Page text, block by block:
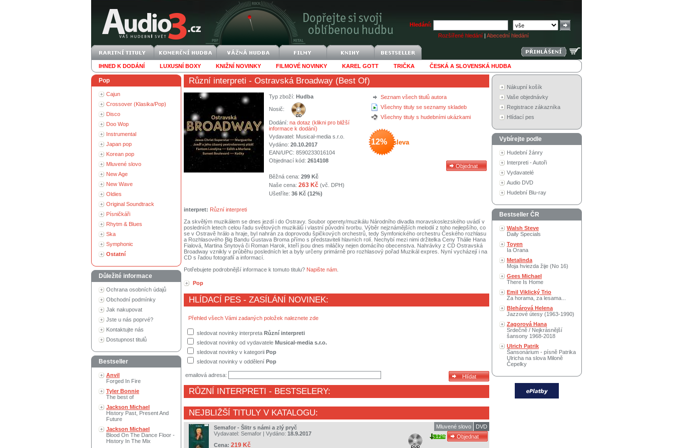
Hledání:
Rozšířené hledání | Abecední hledání
IHNED K DODÁNÍ LUXUSNÍ BOXY KNIŽNÍ NOVINKY FILMOVÉ NOVINKY KAREL GOTT TRIČKA ČESKÁ A SLOVENSKÁ HUDBA
Pop
Cajun
Crossover (Klasika/Pop)
Disco
Doo Wop
Instrumental
Japan pop
Korean pop
Mluvené slovo
New Age
New Wave
Oldies
Original Soundtrack
Písničkáři
Rhytm & Blues
Ska
Symphonic
Ostatní
Důležité informace
Ochrana osobních údajů
Obchodní podmínky
Jak nakupovat
Jste u nás poprvé?
Kontaktujte nás
Dostupnost titulů
Bestseller
Anvil
Forged In Fire
Tyler Bonnie
The best of
Jackson Michael
History Past, Present And
Future
Jackson Michael
Blood On The Dance Floor -
History In The Mix
Různí interpreti - Ostravská Broadway (Best Of)
Seznam všech titulů autora
Všechny tituly se seznamy skladeb
Všechny tituly s hudebními ukázkami
12% sleva
Typ zboží: Hudba
Nosič:
Dodání: na dotaz (klikni pro bližší
informace k dodání)
Vydavatel: Musical-media s.r.o.
Vydáno: 20.10.2017
EAN/UPC: 8590233016104
Objednací kód: 2614108
Běžná cena: 299 Kč
Naše cena: 263 Kč (vč. DPH)
Ušetříte: 36 Kč (12%)
interpret: Různí interpreti
Za skvělým muzikálem se dnes jezdí i do Ostravy. Soubor operety/muzikálu Národního divadla moravskoslezského uvádí v
posledních letech celou řadu světových muzikálů i vlastní původní tvorbu. Výběr nejznámějších melodií z toho nejlepšího, co
se v Ostravě hrálo a hraje, byl nahrán za doprovodu špičkových orchestrů, tedy Symfonického orchestru Českého rozhlasu
a Rozhlasového Big Bandu Gustava Broma přímo s představiteli hlavních rolí. Nechybí mezi nimi držitelka Ceny Thálie Hana
Fialová, Martina Šnytová či Roman Harok, kteří jsou dnes miláčky nejen domácího obecenstva. Nahrávky z CD Ostravská
Broadway vznikly v průběhu posledních let a byly určeny primárně pro rozhlasový pořad Muzikál expres. Nyní vycházejí i na
CD s řadou fotografií a informací.
Potřebujete podrobnější informace k tomuto titulu? Napište nám
Pop
HLÍDACÍ PES - ZASÍLÁNÍ NOVINEK:
Přehled všech Vámi zadaných položek naleznete zde
sledovat novinky interpreta Různí interpreti
sledovat novinky od vydavatele Musical-media s.r.o.
sledovat novinky v kategorii Pop
sledovat novinky v oddělení Pop
emailová adresa:
RŮZNÍ INTERPRETI - BESTSELERY:
NEJBLIŽŠÍ TITULY V KATALOGU:
Semafor - Šlitr s námi a zlý pryč
Vydavatel: Semafor | Vydáno: 18.9.2017
Cena: 219 Kč
DVD
Mluvené slovo
12%
Nákupní košík
Vaše objednávky
Registrace zákazníka
Hlídací pes
Vybírejte podle
Hudební žánry
Interpreti - Autoři
Vydavatelé
Audio DVD
Hudební Blu-ray
Bestseller ČR
Walsh Steve
Daily Specials
Toyen
Ia Orana
Metalinda
Moja hviezda žije (No 16)
Gees Michael
There Is Home
Emil Viklický Trio
Za horama, za lesama...
Blehárová Helena
Jazzové útesy (1963-1990)
Zagorová Hana
Srdečně / Nejkrásnější
šansony 1968-2018
Ulrich Patrik
Šansonárium - písně Patrika
Ulricha na slova Miloně
Čepelky